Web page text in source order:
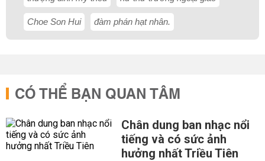
Choe Son Hui đàm phán hạt nhân.
CÓ THỂ BẠN QUAN TÂM
Chân dung ban nhạc nổi
tiếng và có sức ảnh
hưởng nhất Triều Tiên